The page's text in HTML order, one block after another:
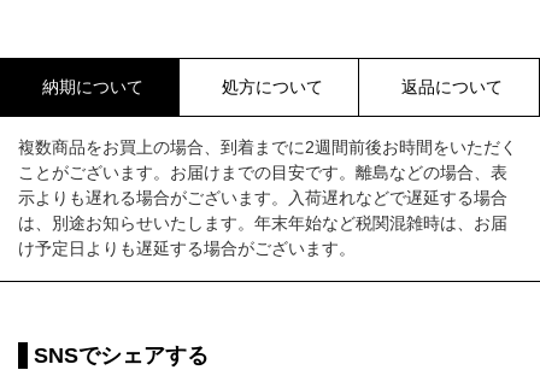
納期について 処方について 返品について
複数商品をお買上の場合、到着までに2週間前後お時間をいただく
ことがございます。お届けまでの目安です。離島などの場合、表
示よりも遅れる場合がございます。入荷遅れなどで遅延する場合
は、別途お知らせいたします。年末年始など税関混雑時は、お届
け予定日よりも遅延する場合がございます。
SNSでシェアする